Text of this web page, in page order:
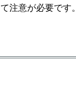
注意が必要です。